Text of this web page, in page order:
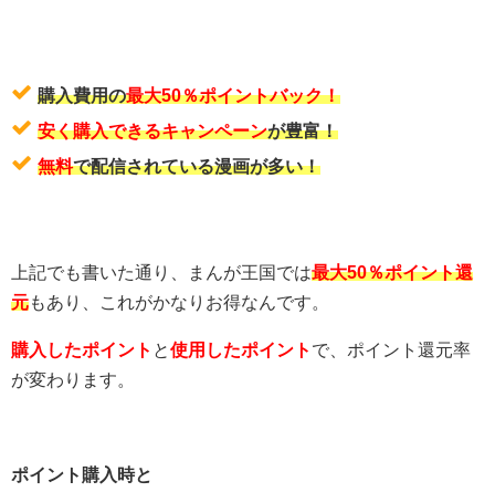
購入費用の最大50％ポイントバック！
安く購入できるキャンペーンが豊富！
無料で配信されている漫画が多い！
上記でも書いた通り、まんが王国では最大50％ポイント還
元もあり、これがかなりお得なんです。
購入したポイント と使用したポイント で、ポイント還元率
が変わります。
ポイント購入時と